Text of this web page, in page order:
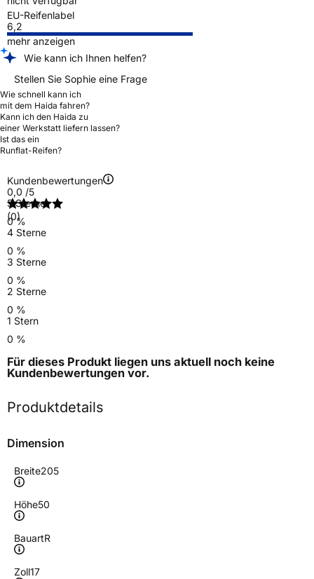
EU-Reifenlabel
6,2
mehr anzeigen
Wie kann ich Ihnen helfen?
Stellen Sie Sophie eine Frage
Wie schnell kann ich
mit dem Haida fahren?
Kann ich den Haida zu
einer Werkstatt liefern lassen?
Ist das ein
Runflat-Reifen?
Kundenbewertungen
0,0 /5
(0)
5 Sterne
0 %
4 Sterne
0 %
3 Sterne
0 %
2 Sterne
0 %
1 Stern
0 %
Für dieses Produkt liegen uns aktuell noch keine
Kundenbewertungen vor.
Produktdetails
Dimension
Breite205
Höhe50
BauartR
Zoll17